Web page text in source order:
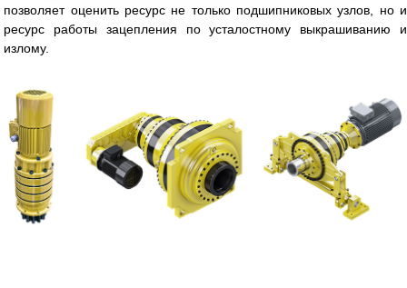
позволяет оценить ресурс не только подшипниковых узлов, но и
ресурс работы зацепления по усталостному выкрашиванию и
излому.